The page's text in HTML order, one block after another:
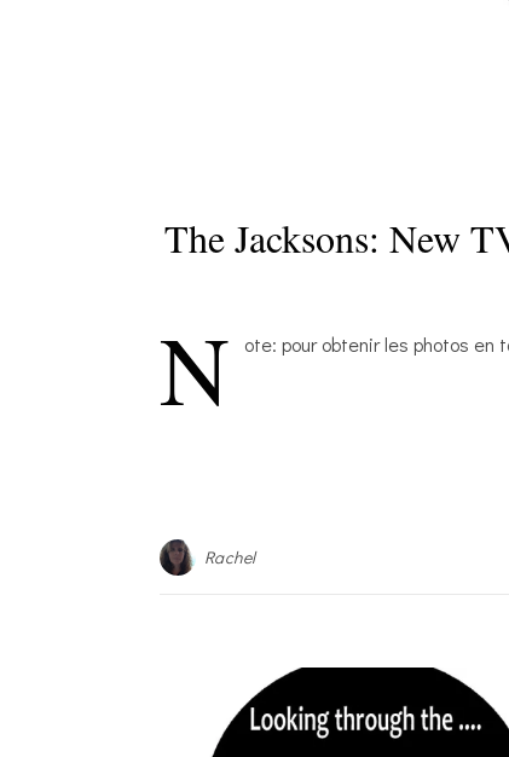
The Jacksons: New
N ote: pour obtenir les photos en
Rachel